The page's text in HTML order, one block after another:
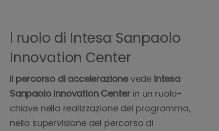
l ruolo di Intesa Sanpaolo
Innovation Center
Il percorso di accelerazionevede Intesa
Sanpaolo Innovation Centerin un ruolo-
chiave nella realizzazione del programma,
nella supervisione del percorso di